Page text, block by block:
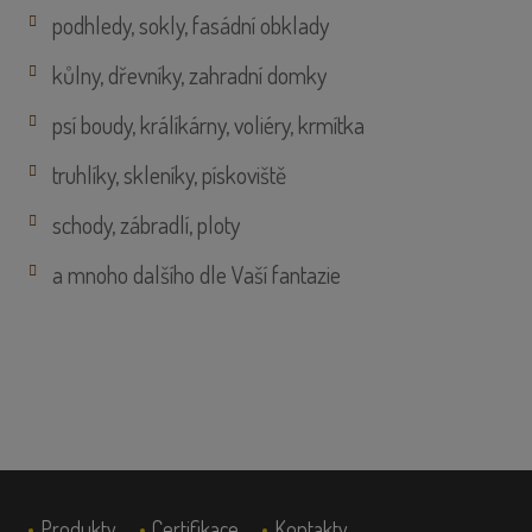
podhledy, sokly, fasádní obklady
kůlny, dřevníky, zahradní domky
psí boudy, králíkárny, voliéry, krmítka
truhlíky, skleníky, pískoviště
schody, zábradlí, ploty
a mnoho dalšího dle Vaší fantazie